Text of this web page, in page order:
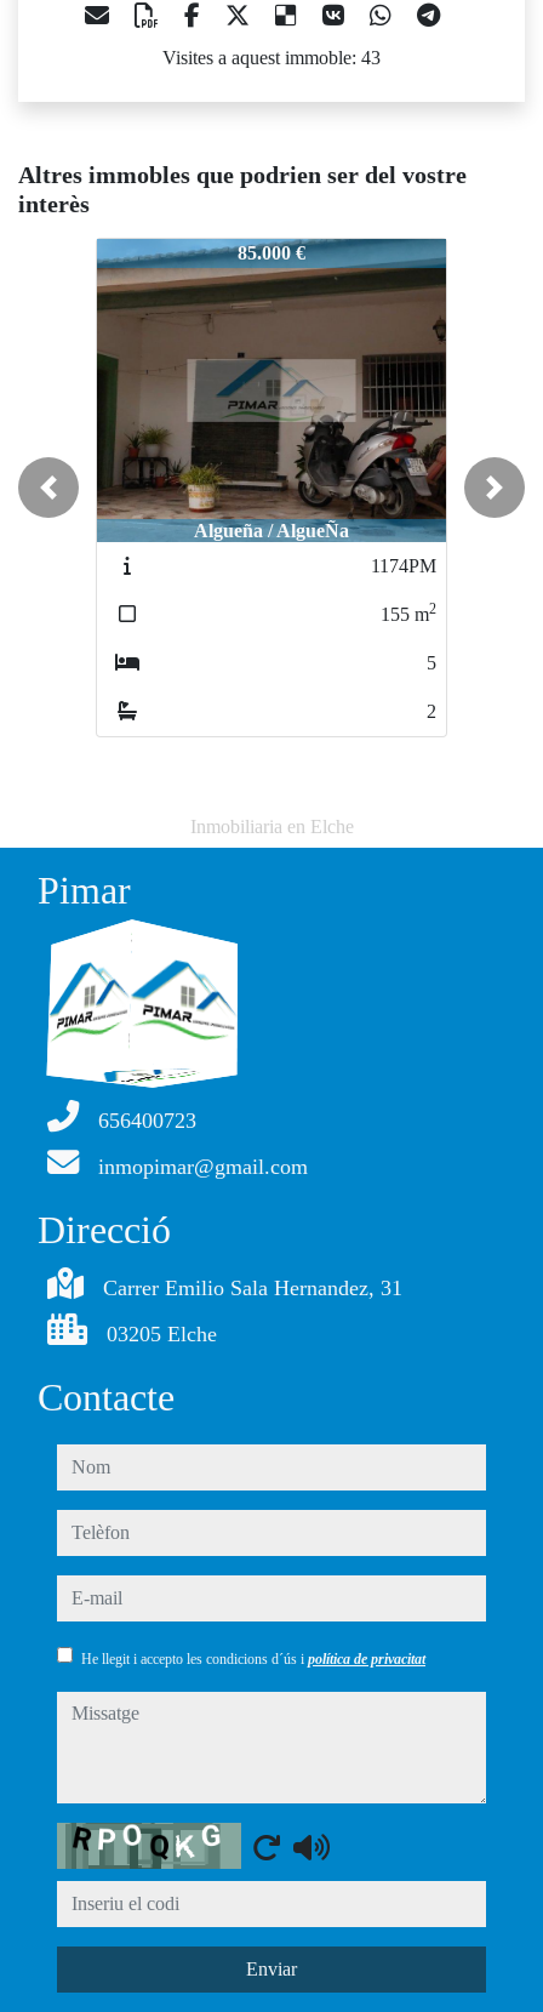
Visites a aquest immoble: 43
Altres immobles que podrien ser del vostre
interès
1543
85.000 €
Algueña / AlgueÑa
1174PM
m 2
1543 100.000 €
Elche-Elx / CARRÚS
1438FCL10
Previous Next
Inmobiliaria en Elche
Pimar
656400723
inmopimar@gmail.com
Direcció
Carrer Emilio Sala Hernandez, 31
03205 Elche
Contacte
nom
telèfon
e-mail
He llegit i accepto les condicions d´ús i política de privacitat
missatge
Captcha
Enviar